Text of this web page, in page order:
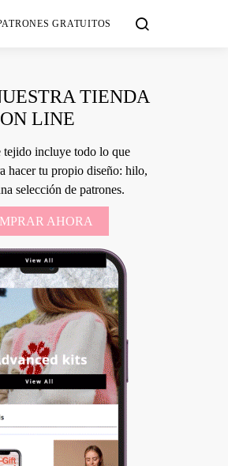
GRATUITOS
TIENDA
ON LINE
tejido incluye todo lo que
hacer tu propio diseño: hilo,
selección de patrones.
AHORA